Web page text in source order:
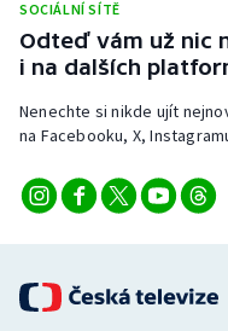
SOCIÁLNÍ SÍTĚ
Odteď vám už nic
i na dalších
Nenechte si nikde ujít
na Facebooku, X,